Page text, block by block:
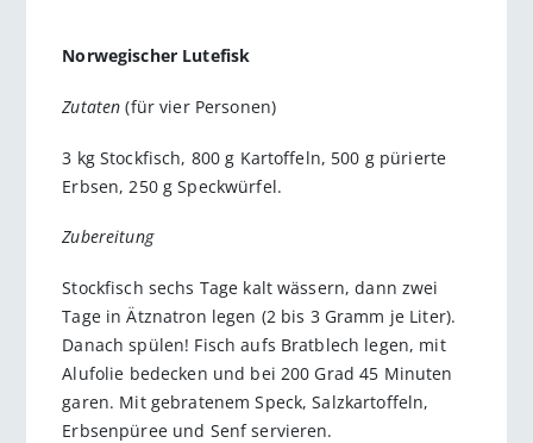
Norwegischer Lutefisk
Zutaten (für vier Personen)
3 kg Stockfisch, 800 g Kartoffeln, 500 g pürierte
Erbsen, 250 g Speckwürfel.
Zubereitung
Stockfisch sechs Tage kalt wässern, dann zwei
Tage in Ätznatron legen (2 bis 3 Gramm je Liter).
Danach spülen! Fisch aufs Bratblech legen, mit
Alufolie bedecken und bei 200 Grad 45 Minuten
garen. Mit gebratenem Speck, Salzkartoffeln,
Erbsenpüree und Senf servieren.